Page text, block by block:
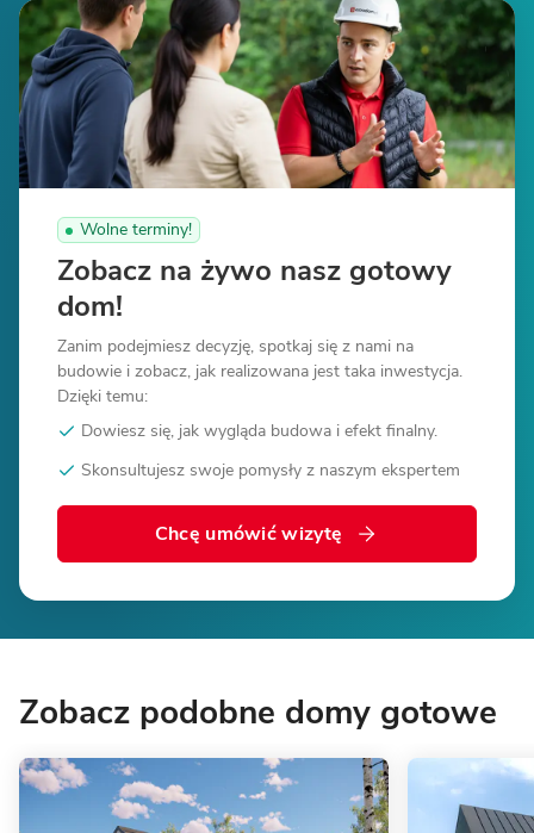
Wolne terminy!
Zobacz na żywo nasz gotowy
dom!
Zanim podejmiesz decyzję, spotkaj się z nami na
budowie i zobacz, jak realizowana jest taka inwestycja.
Dzięki temu:
Dowiesz się, jak wygląda budowa i efekt finalny.
Skonsultujesz swoje pomysły z naszym ekspertem
Chcę umówić wizytę
Zobacz podobne domy gotowe